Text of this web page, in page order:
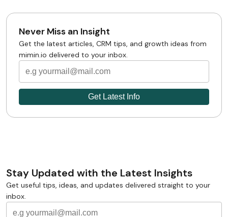
Never Miss an Insight
Get the latest articles, CRM tips, and growth ideas from
mimin.io delivered to your inbox.
Stay Updated with the Latest Insights
Get useful tips, ideas, and updates delivered straight to your
inbox.